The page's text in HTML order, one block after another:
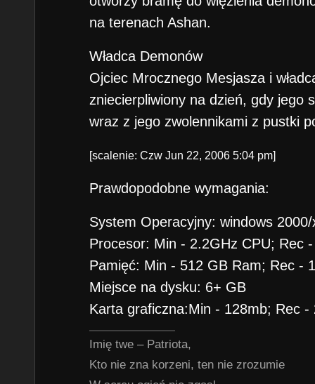
na terenach Ashan.
Władca Demonów
Ojciec Mrocznego Mesjasza i
zniecierpliwiony na dzień, gdy jego
wraz z jego zwolennikami z pustki
[scalenie: Czw Jun 22, 2006 5:04 pm]
Prawdopodobne wymagania:
System Operacyjny: windows
Procesor: Min - 2.2GHz CPU; Rec
Pamięć: Min - 512 GB Ram; Rec -
Miejsce na dysku: 6+ GB
Karta graficzna:Min - 128mb; Rec -
Imię twe – Patriota,
Kto nie zna korzeni, ten nie zrozumie